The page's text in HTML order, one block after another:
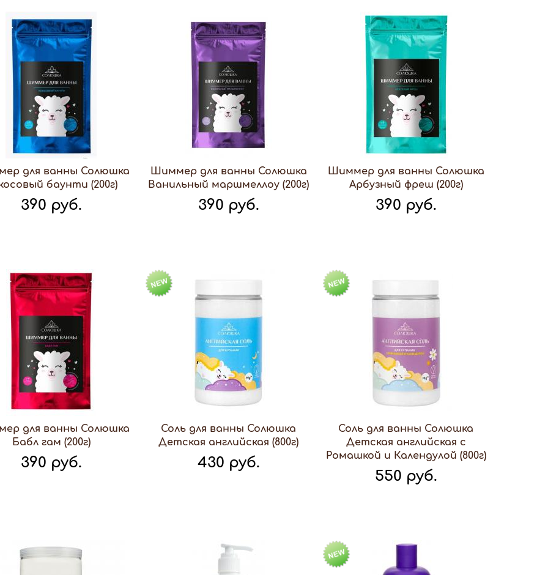
для ванны Солюшка
баунти (200г)
390 руб.
Шиммер для ванны Солюшка
Ванильный маршмеллоу (200г)
390 руб.
Шиммер для ванны Солюшка
Арбузный фреш (200г)
390 руб.
для ванны Солюшка
Бабл гам (200г)
390 руб.
Соль для ванны Солюшка
Детская английская (800г)
430 руб.
Соль для ванны Солюшка
Детская английская с
Ромашкой и Календулой (800г)
550 руб.